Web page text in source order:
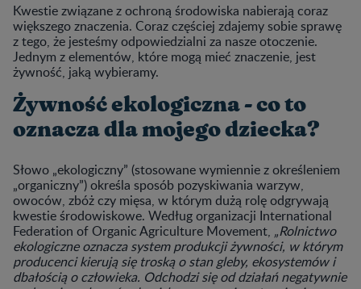
Kwestie związane z ochroną środowiska nabierają coraz
większego znaczenia. Coraz częściej zdajemy sobie sprawę
z tego, że jesteśmy odpowiedzialni za nasze otoczenie.
Jednym z elementów, które mogą mieć znaczenie, jest
żywność, jaką wybieramy.
Żywność ekologiczna - co to
oznacza dla mojego dziecka?
Słowo „ekologiczny” (stosowane wymiennie z określeniem
„organiczny”) określa sposób pozyskiwania warzyw,
owoców, zbóż czy mięsa, w którym dużą rolę odgrywają
kwestie środowiskowe. Według organizacji International
Federation of Organic Agriculture Movement, „Rolnictwo
ekologiczne oznacza system produkcji żywności, w którym
producenci kierują się troską o stan gleby, ekosystemów i
dbałością o człowieka. Odchodzi się od działań negatywnie